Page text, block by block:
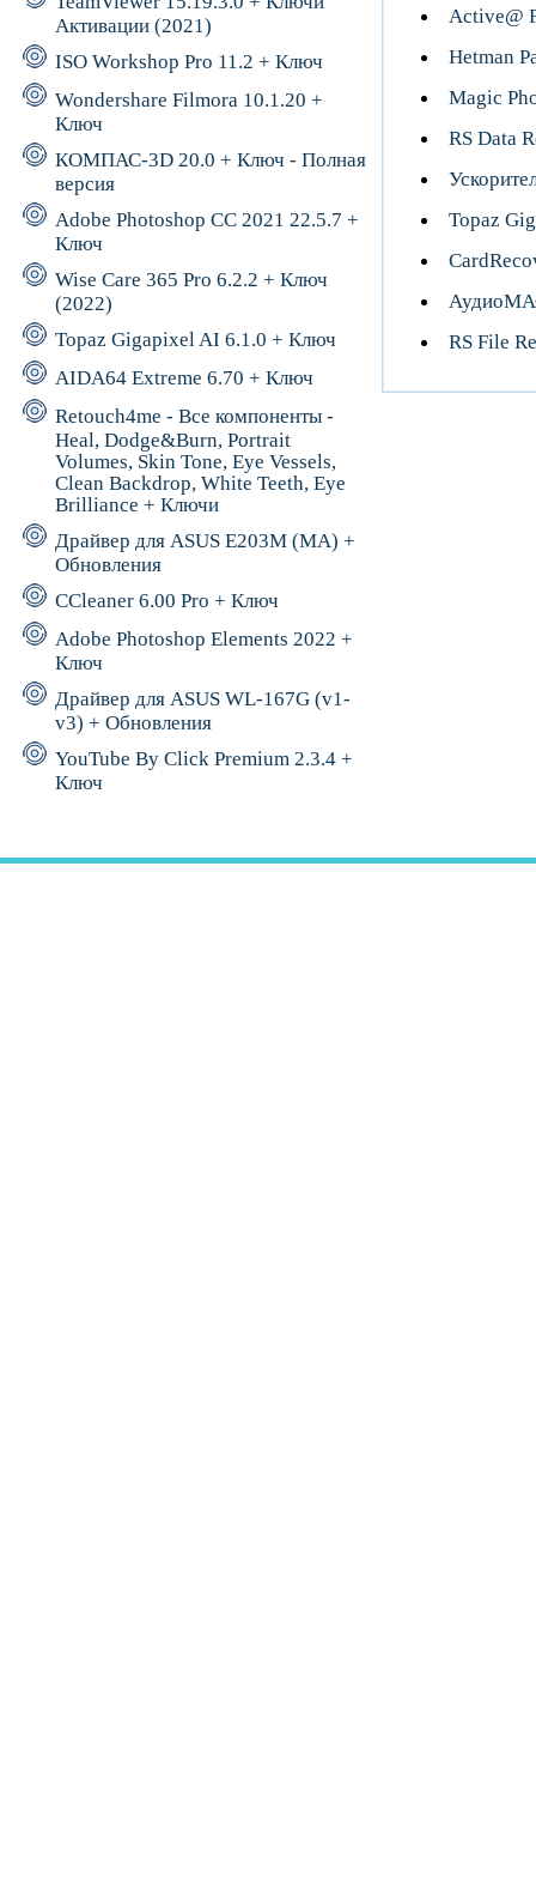
Активации (2021)
ISO Workshop Pro 11.2 + Ключ
Wondershare Filmora 10.1.20 +
Ключ
КОМПАС-3D 20.0 + Ключ - Полная
версия
Adobe Photoshop CC 2021 22.5.7 +
Ключ
Wise Care 365 Pro 6.2.2 + Ключ
(2022)
Topaz Gigapixel AI 6.1.0 + Ключ
AIDA64 Extreme 6.70 + Ключ
Retouch4me - Все компоненты -
Heal, Dodge&Burn, Portrait
Volumes, Skin Tone, Eye Vessels,
Clean Backdrop, White Teeth, Eye
Brilliance + Ключи
Драйвер для ASUS E203M (MA) +
Обновления
CCleaner 6.00 Pro + Ключ
Adobe Photoshop Elements 2022 +
Ключ
Драйвер для ASUS WL-167G (v1-
v3) + Обновления
YouTube By Click Premium 2.3.4 +
Ключ
Active@
Hetman
Magic
RS Data
Topaz
RS File